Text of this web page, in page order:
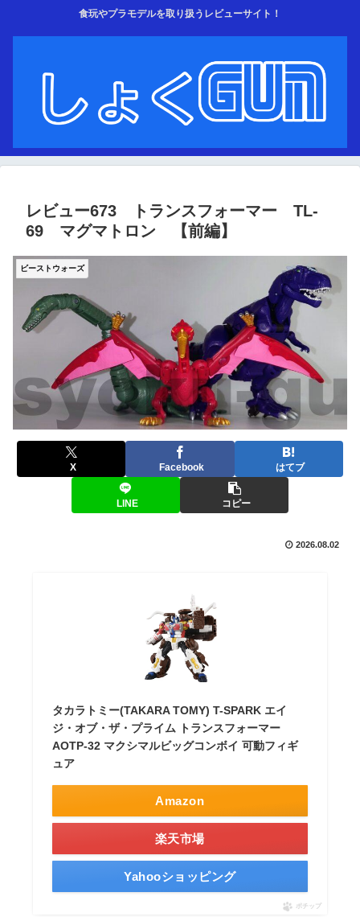
食玩やプラモデルを取り扱うレビューサイト！
レビュー673 トランスフォーマー TL‐
69 マグマトロン 【前編】
ビーストウォーズ
X Facebook はてブ
LINE コピー
2026.08.02
タカラトミー(TAKARA TOMY) T-SPARK エイ
ジ・オブ・ザ・プライム トランスフォーマー
AOTP-32 マクシマルビッグコンボイ 可動フィギ
ュア
Amazon
楽天市場
Yahooショッピング
ポチップ